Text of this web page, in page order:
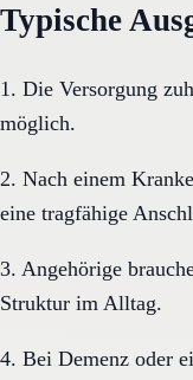
Typische
1. Die Versorgung
möglich.
2. Nach einem
eine tragfähige
3. Angehörige
Struktur im Alltag.
4. Bei Demenz oder